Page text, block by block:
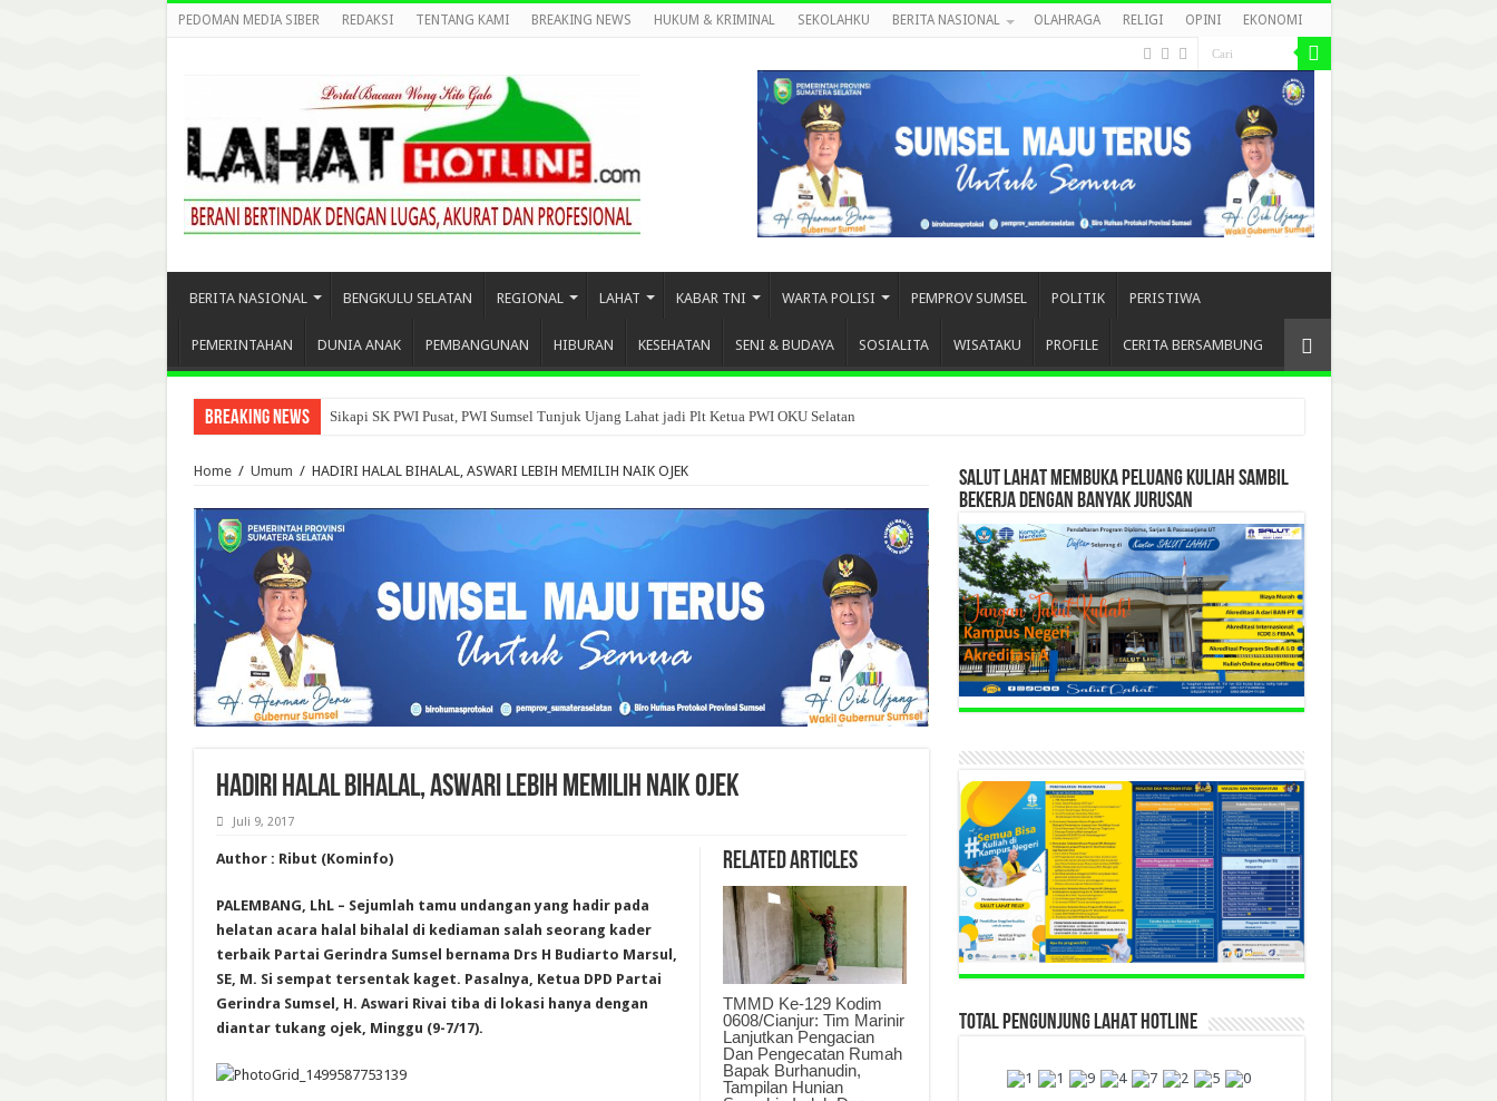
PEDOMAN MEDIA SIBER REDAKSI TENTANG KAMI BREAKING NEWS HUKUM & KRIMINAL SEKOLAHKU BERITA NASIONAL OLAHRAGA RELIGI OPINI EKONOMI
BERITA NASIONAL BENGKULU SELATAN REGIONAL LAHAT KABAR TNI WARTA POLISI PEMPROV SUMSEL POLITIK PERISTIWA
PEMERINTAHAN DUNIA ANAK PEMBANGUNAN HIBURAN KESEHATAN SENI & BUDAYA SOSIALITA WISATAKU PROFILE CERITA BERSAMBUNG
Breaking News Sikapi SK PWI Pusat, PWI Sumsel Tunjuk Ujang Lahat jadi Plt Ketua PWI OKU Selatan
Home / Umum / HADIRI HALAL BIHALAL, ASWARI LEBIH MEMILIH NAIK OJEK
HADIRI HALAL BIHALAL, ASWARI LEBIH MEMILIH NAIK OJEK
Juli 9, 2017
Related Articles
TMMD Ke-129 Kodim
0608/Cianjur: Tim Marinir
Lanjutkan Pengacian
Dan Pengecatan Rumah
Bapak Burhanudin,
Tampilan Hunian
Author : Ribut (Kominfo)
PALEMBANG, LhL – Sejumlah tamu undangan yang hadir pada
helatan acara halal bihalal di kediaman salah seorang kader
terbaik Partai Gerindra Sumsel bernama Drs H Budiarto Marsul,
SE, M. Si sempat tersentak kaget. Pasalnya, Ketua DPD Partai
Gerindra Sumsel, H. Aswari Rivai tiba di lokasi hanya dengan
diantar tukang ojek, Minggu (9-7/17).
SALUT LAHAT MEMBUKA PELUANG KULIAH SAMBIL
BEKERJA DENGAN BANYAK JURUSAN
TOTAL PENGUNJUNG LAHAT HOTLINE